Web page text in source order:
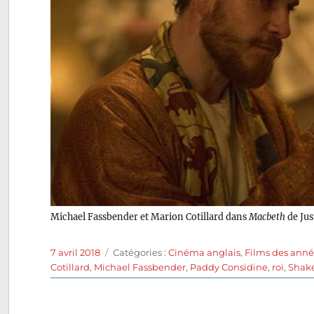
Michael Fassbender et Marion Cotillard dans Macbeth de
Publié
le
7 avril 2018 Catégories
Catégories :Cinéma anglais, Films des
Cotillard, Michael Fassbender, Paddy Considine, roi,